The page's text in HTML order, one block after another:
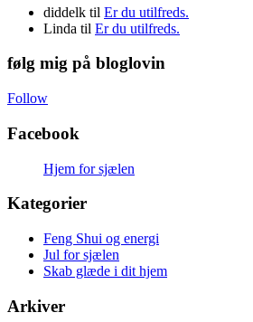
diddelk til Er du utilfreds.
Linda til Er du utilfreds.
følg mig på bloglovin
Follow
Facebook
Hjem for sjælen
Kategorier
Feng Shui og energi
Jul for sjælen
Skab glæde i dit hjem
Arkiver